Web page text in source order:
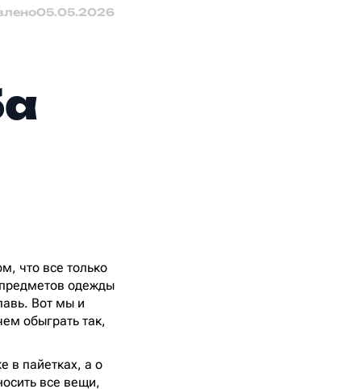
05.05.2026
что все только
одежды
Вот мы и
обыграть так,
в пайетках, а о
все вещи,